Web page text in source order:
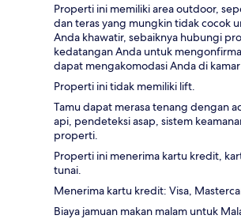
Properti ini memiliki area outdoor,
dan teras yang mungkin tidak cocok
Anda khawatir, sebaiknya hubungi
kedatangan Anda untuk
dapat mengakomodasi Anda di
Properti ini tidak memiliki lift.
Tamu dapat merasa tenang dengan
api, pendeteksi asap, sistem
properti.
Properti ini menerima kartu kredit,
tunai.
Menerima kartu kredit: Visa,
Biaya jamuan makan malam untuk